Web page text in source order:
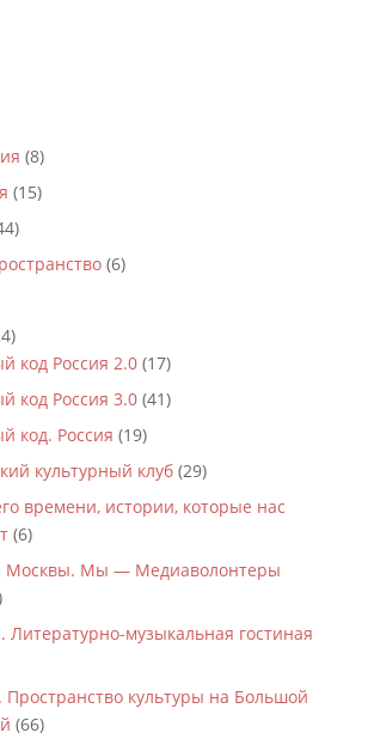
(8)
(15)
(6)
код Россия 2.0(17)
код Россия 3.0(41)
код. Россия (19)
культурный клуб(29)
времени, истории, которые нас
(6)
Москвы. Мы — Медиаволонтеры
Литературно-музыкальная гостиная
Пространство культуры на Большой
(66)